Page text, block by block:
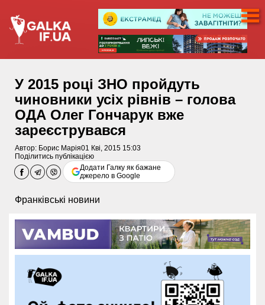
У 2015 році ЗНО пройдуть
чиновники усіх рівнів – голова
ОДА Олег Гончарук вже
зареєструвався
Автор: Борис Марія01 Кві, 2015 15:03
Поділитись публікацією
Додати Галку як бажане
джерело в Google
Франківські новини